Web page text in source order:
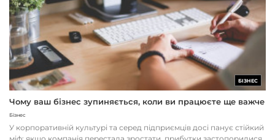
БІЗНЕС
Чому ваш бізнес зупиняється, коли ви працюєте ще важче
Бізнес
У корпоративній культурі та серед підприємців досі панує стійкий